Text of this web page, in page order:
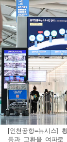
[인천공항=뉴시스]
등과 고환율 여파로